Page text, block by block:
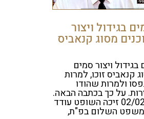
בגידול ויצור
מסוג קנאביס
ויצור סמים
קנאביס זוכו, למרות
ולמרות שהודו
על כך בכתבה הבאה.
ביום 02/02/2020 זיכה השופט עודד
משפט השלום בפ"ת,